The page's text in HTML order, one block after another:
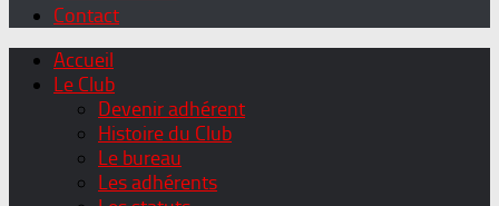
Contact
Accueil
Le Club
Devenir adhérent
Histoire du Club
Le bureau
Les adhérents